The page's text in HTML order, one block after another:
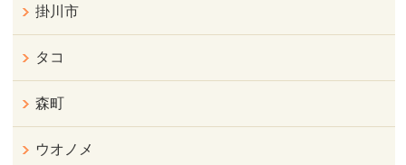
掛川市
タコ
森町
ウオノメ